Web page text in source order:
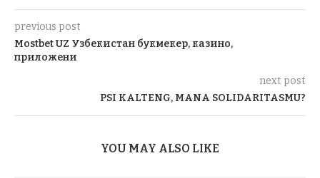
previous post
Mostbet UZ Узбекистан букмекер, казино,
приложени
next post
PSI KALTENG, MANA SOLIDARITASMU?
YOU MAY ALSO LIKE